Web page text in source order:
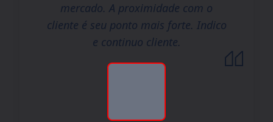
mercado. A proximidade com o
cliente é seu ponto mais forte. Indico
e continuo cliente.